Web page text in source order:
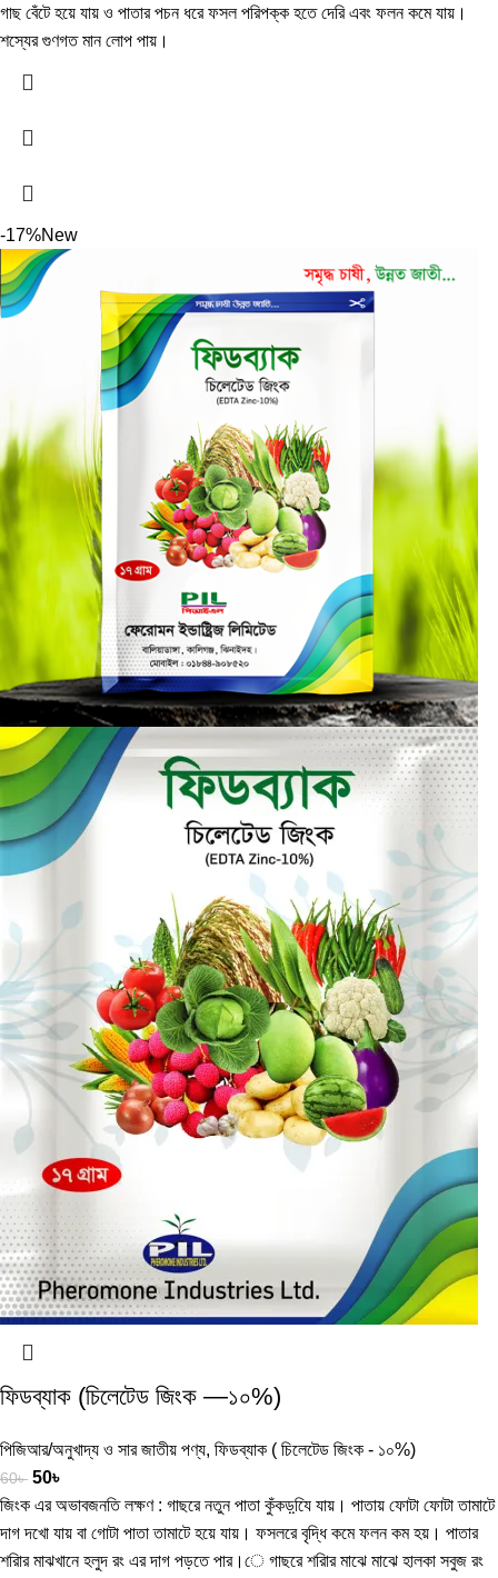
গাছ বেঁটে হয়ে যায় ও পাতার পচন ধরে ফসল পরিপক্ক হতে দেরি এবং ফলন কমে যায়।
শস্যের গুণগত মান লোপ পায়।
-17%New
ফিডব্যাক (চিলেটেড জিংক —১০%)
পিজিআর/অনুখাদ্য ও সার জাতীয় পণ্য, ফিডব্যাক ( চিলেটেড জিংক - ১০%)
60৳ 50৳
জিংক এর অভাবজনতি লক্ষণ : গাছরে নতুন পাতা কুঁকড়যি়ে যায়। পাতায় ফোটা ফোটা তামাটে
দাগ দখো যায় বা গোটা পাতা তামাটে হয়ে যায়। ফসলরে বৃদ্ধি কমে ফলন কম হয়। পাতার
শরিার মাঝখানে হলুদ রং এর দাগ পড়তে পার।ে গাছরে শরিার মাঝে মাঝে হালকা সবুজ রং